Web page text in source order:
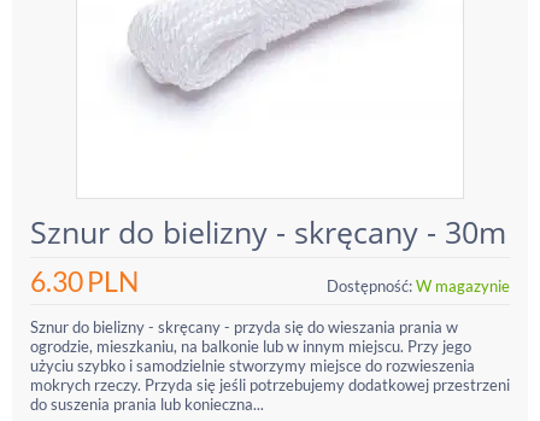
Sznur do bielizny - skręcany - 30m
6.30PLN Dostępność:W magazynie
Sznur do bielizny - skręcany - przyda się do wieszania prania w
ogrodzie, mieszkaniu, na balkonie lub w innym miejscu. Przy jego
użyciu szybko i samodzielnie stworzymy miejsce do rozwieszenia
mokrych rzeczy. Przyda się jeśli potrzebujemy dodatkowej przestrzeni
do suszenia prania lub konieczna...